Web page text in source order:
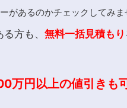
があるのかチェックしてみま
方も、 無料一括見積もり
万円以上の値引きも